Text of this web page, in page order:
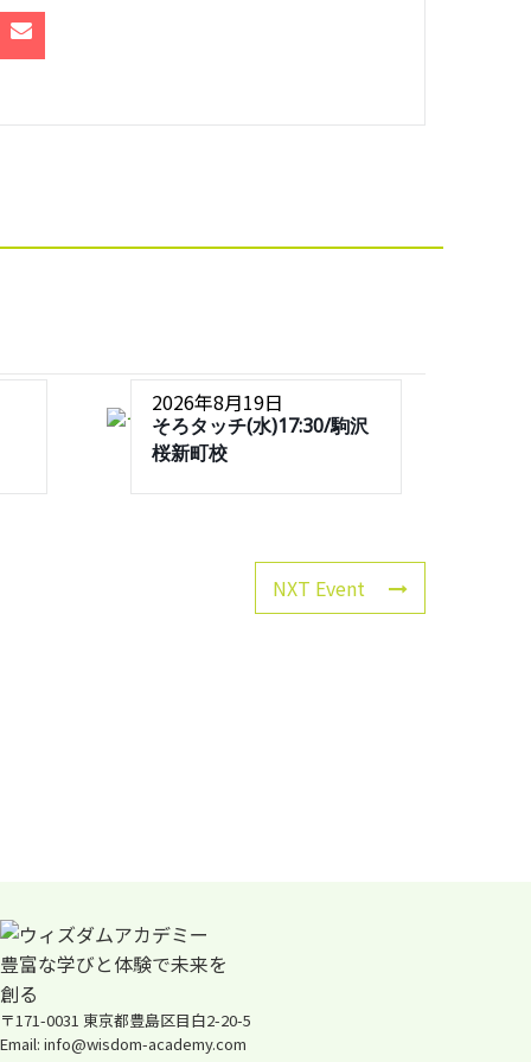
2026年8月19日
そろタッチ(水)17:30/駒沢
桜新町校
NXT Event
〒171-0031 東京都豊島区目白2-20-5
Email: info@wisdom-academy.com